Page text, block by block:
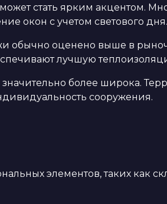
стать ярким акцентом.
окон с учетом светового дня.
обычно оценено выше в
лучшую
более широка.
сооружения.
элементов, таких как